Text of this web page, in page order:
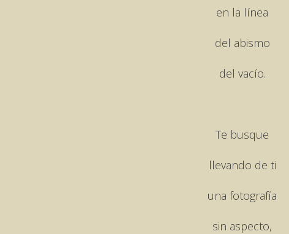
en la línea
del abismo
del vacío.
Te busque
llevando de ti
una fotografía
sin aspecto,